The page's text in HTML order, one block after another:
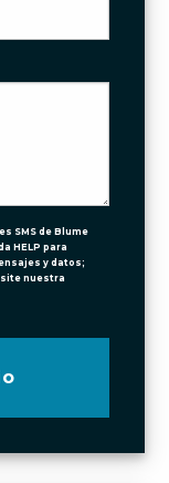
SMS de Blume
HELP para
y datos;
nuestra